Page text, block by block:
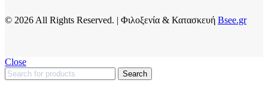
© 2026 All Rights Reserved. | Φιλοξενία & Κατασκευή Bsee.gr
Close
Search